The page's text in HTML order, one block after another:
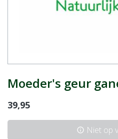
Moeder's geur
39,95
info Niet op